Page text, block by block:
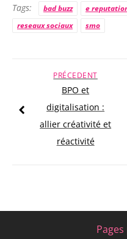
Tags: bad buzz e
reseaux sociaux
smo
PRÉCEDENT
BPO et
digitalisation :
allier créativité et
réactivité